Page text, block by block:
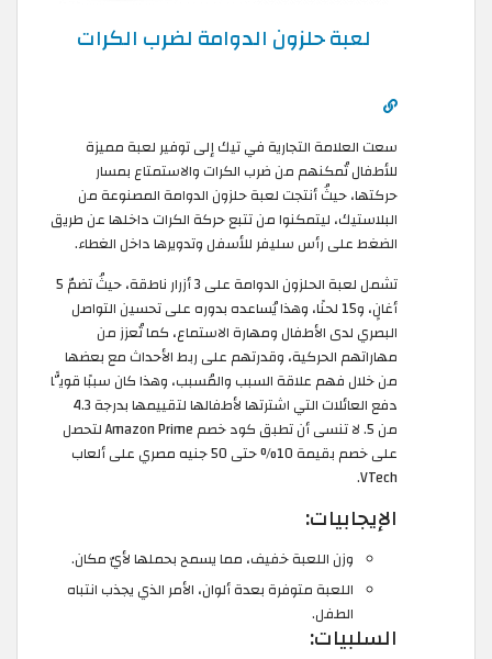
لعبة حلزون الدوامة لضرب الكرات
سعت العلامة التجارية في تيك إلى توفير لعبة مميزة
للأطفال تُمكنهم من ضرب الكرات والاستمتاع بمسار
حركتها، حيثُ أنتجت لعبة حلزون الدوامة المصنوعة من
البلاستيك، ليتمكنوا من تتبع حركة الكرات داخلها عن طريق
الضغط على رأس سليفر للأسفل وتدويرها داخل الغطاء.
تشمل لعبة الحلزون الدوامة على 3 أزرار ناطقة، حيثُ تضمّ 5
أغانٍ، و15 لحنًا، وهذا يُساعده بدوره على تحسين التواصل
البصري لدى الأطفال ومهارة الاستماع، كما تُعزز من
مهاراتهم الحركية، وقدرتهم على ربط الأحداث مع بعضها
من خلال فهم علاقة السبب والمُسبب، وهذا كان سببًا قويًّا
دفع العائلات التي اشترتها لأطفالها لتقييمها بدرجة 4.3
من 5. لا تنسى أن تطبق كود خصم Amazon Prime لتحصل
على خصم بقيمة 10% حتى 50 جنيه مصري على ألعاب
VTech.
الإيجابيات:
وزن اللعبة خفيف، مما يسمح بحملها لأيّ مكان.
اللعبة متوفرة بعدة ألوان، الأمر الذي يجذب انتباه
الطفل.
السلبيات: